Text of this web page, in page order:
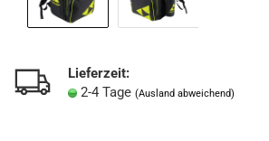
Lieferzeit:
2-4 Tage (Ausland abweichend)